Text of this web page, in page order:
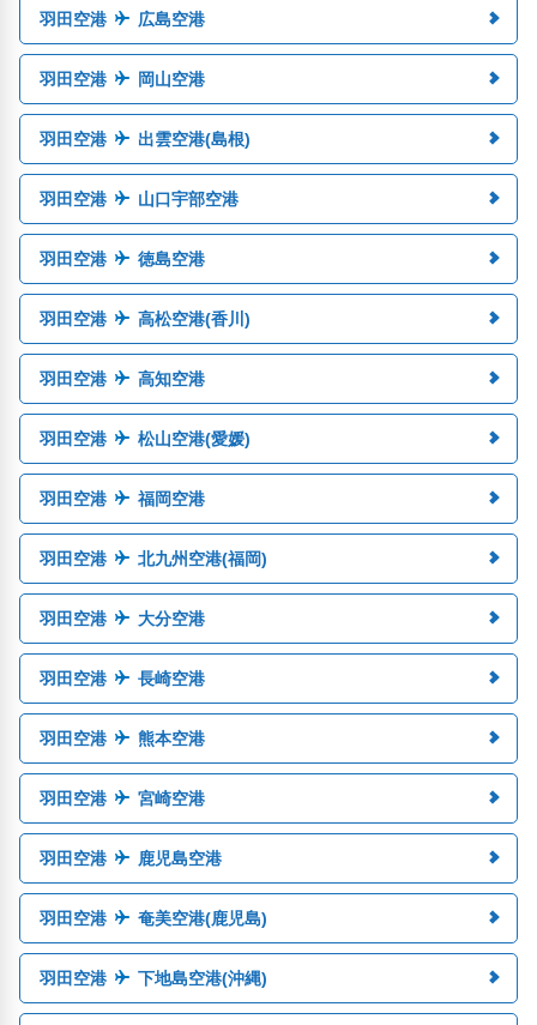
羽田空港 広島空港
羽田空港 岡山空港
羽田空港 出雲空港(島根)
羽田空港 山口宇部空港
羽田空港 徳島空港
羽田空港 高松空港(香川)
羽田空港 高知空港
羽田空港 松山空港(愛媛)
羽田空港 福岡空港
羽田空港 北九州空港(福岡)
羽田空港 大分空港
羽田空港 長崎空港
羽田空港 熊本空港
羽田空港 宮崎空港
羽田空港 鹿児島空港
羽田空港 奄美空港(鹿児島)
羽田空港 下地島空港(沖縄)